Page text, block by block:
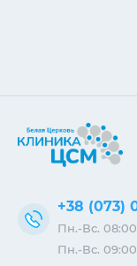
+38 (073)
Пн.-Вс.
Пн.-Вс.